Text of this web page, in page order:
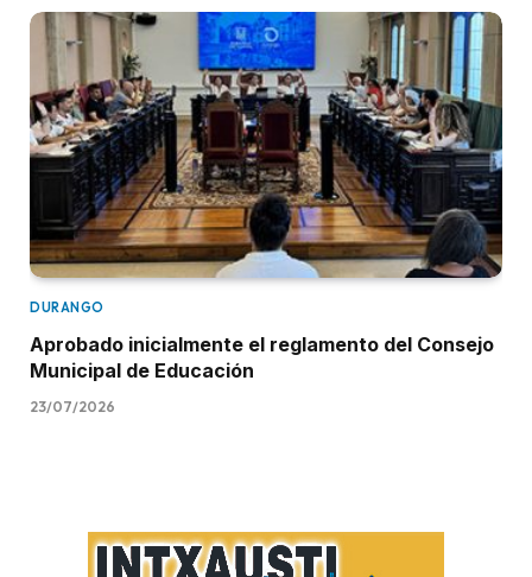
DURANGO
Aprobado inicialmente el reglamento del Consejo
Municipal de Educación
23/07/2026